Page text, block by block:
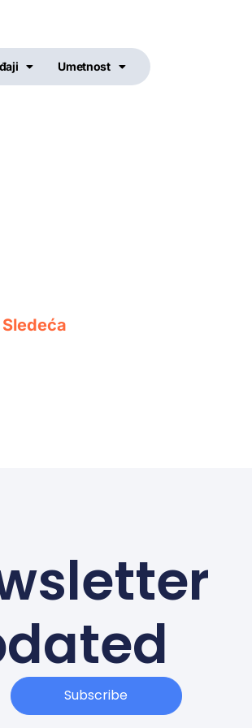
Umetnost
Sledeća
Subscribe